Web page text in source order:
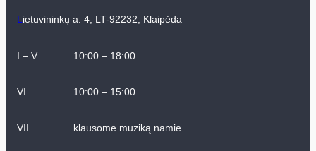
L ietuvininkų a. 4, LT-92232, Klaipėda
I – V 10:00 – 18:00
VI 10:00 – 15:00
VII klausome muziką namie